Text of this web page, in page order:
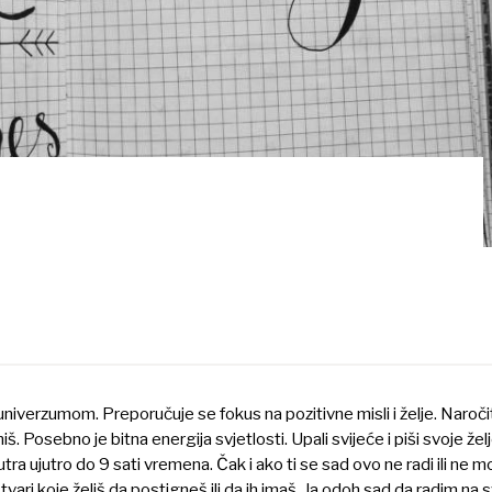
Preporučuje se fokus na pozitivne misli i želje.
Posebno je bitna energija svjetlosti. Upali svijeće i piši svoje
ujutro do 9 sati vremena. Čak i ako ti se sad ovo ne radi ili ne